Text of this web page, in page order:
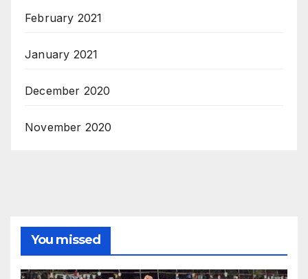
February 2021
January 2021
December 2020
November 2020
You missed